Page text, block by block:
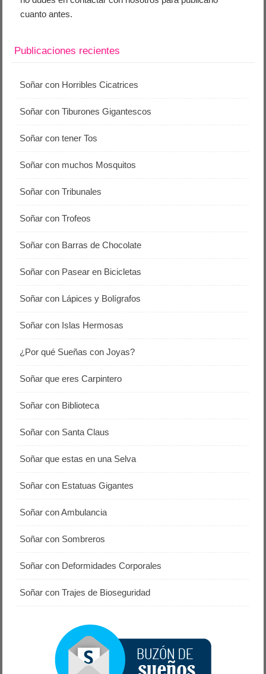
cuanto antes.
Publicaciones recientes
Soñar con Horribles Cicatrices
Soñar con Tiburones Gigantescos
Soñar con tener Tos
Soñar con muchos Mosquitos
Soñar con Tribunales
Soñar con Trofeos
Soñar con Barras de Chocolate
Soñar con Pasear en Bicicletas
Soñar con Lápices y Bolígrafos
Soñar con Islas Hermosas
¿Por qué Sueñas con Joyas?
Soñar que eres Carpintero
Soñar con Biblioteca
Soñar con Santa Claus
Soñar que estas en una Selva
Soñar con Estatuas Gigantes
Soñar con Ambulancia
Soñar con Sombreros
Soñar con Deformidades Corporales
Soñar con Trajes de Bioseguridad